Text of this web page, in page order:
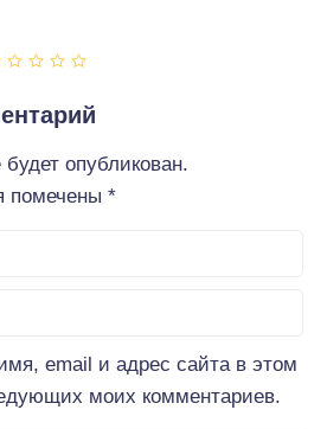
опубликован.
помечены *
email и адрес сайта в этом
моих комментариев.